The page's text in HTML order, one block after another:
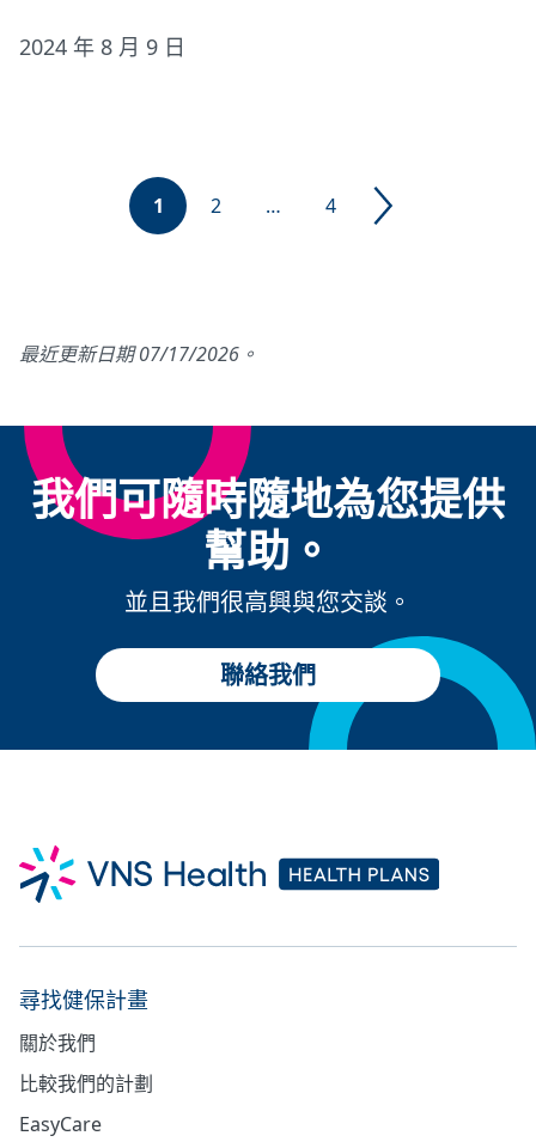
2024 年 8 月 9 日
1 2 … 4
最近更新日期 07/17/2026。
我們可隨時隨地為您提供
幫助。
並且我們很高興與您交談。
聯絡我們
尋找健保計畫
關於我們
比較我們的計劃
EasyCare